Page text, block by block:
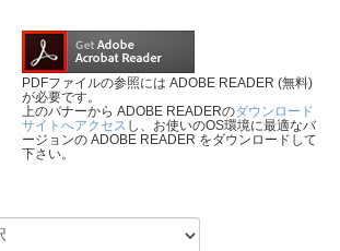
PDFファイルの参照には ADOBE READER (無料)
が必要です。
上のバナーから ADOBE READERのダウンロード
サイトへアクセス し、お使いのOS環境に最適なバ
ージョンの ADOBE READER をダウンロードして
下さい。